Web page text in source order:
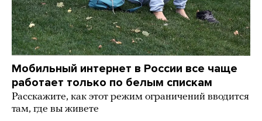
Мобильный интернет в России все чаще
работает только по белым спискам
Расскажите, как этот режим ограничений вводится
там, где вы живете